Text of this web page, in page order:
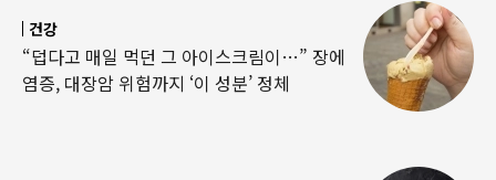
건강
“덥다고 매일 먹던 그 아이스크림이…” 장에
염증, 대장암 위험까지 ‘이 성분’ 정체